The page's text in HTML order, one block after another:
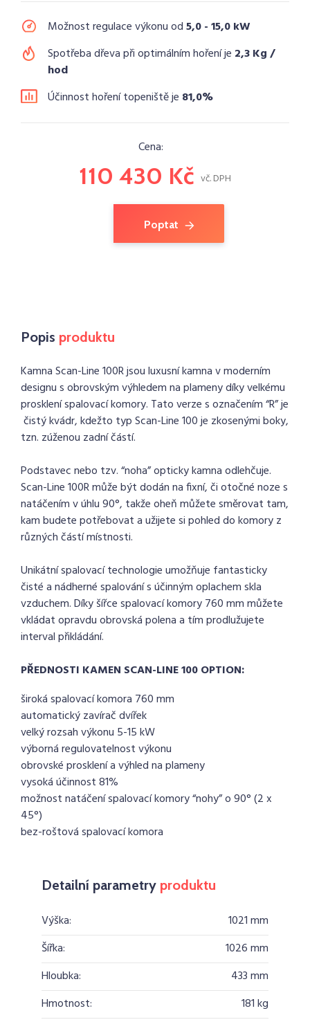
Možnost regulace výkonu od5,0 - 15,0 kW
Spotřeba dřeva při optimálním hoření je 2,3 Kg /
hod
Účinnost hoření topeniště je 81,0%
Cena:
110 430 Kč vč. DPH
Poptat
Popis produktu
Kamna Scan-Line 100R jsou luxusní kamna v moderním
designu s obrovským výhledem na plameny díky velkému
prosklení spalovací komory. Tato verze s označením “R” je
čistý kvádr, kdežto typ Scan-Line 100 je zkosenými boky,
tzn. zúženou zadní částí.
Podstavec nebo tzv. “noha” opticky kamna odlehčuje.
Scan-Line 100R může být dodán na fixní, či otočné noze s
natáčením v úhlu 90°, takže oheň můžete směrovat tam,
kam budete potřebovat a užijete si pohled do komory z
různých částí místnosti.
Unikátní spalovací technologie umožňuje fantasticky
čisté a nádherné spalování s účinným oplachem skla
vzduchem. Díky šířce spalovací komory 760 mm můžete
vkládat opravdu obrovská polena a tím prodlužujete
interval přikládání.
PŘEDNOSTI KAMEN SCAN-LINE 100 OPTION:
široká spalovací komora 760 mm
automatický zavírač dvířek
velký rozsah výkonu 5-15 kW
výborná regulovatelnost výkonu
obrovské prosklení a výhled na plameny
vysoká účinnost 81%
možnost natáčení spalovací komory “nohy” o 90° (2 x
45°)
bez-roštová spalovací komora
Detailní parametry produktu
Výška:
1021 mm
Šířka:
1026 mm
Hloubka:
433 mm
Hmotnost:
181 kg